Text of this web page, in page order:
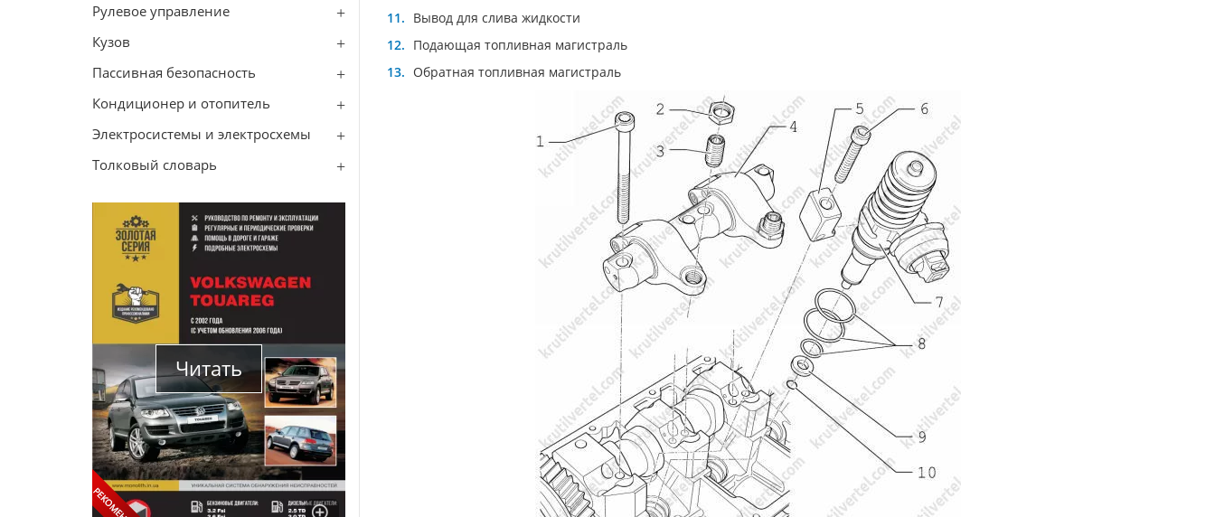
Рулевое управление
Кузов
Пассивная безопасность
Кондиционер и отопитель
Электросистемы и электросхемы
Толковый словарь
Читать
Вывод для слива жидкости
Подающая топливная магистраль
Обратная топливная магистраль